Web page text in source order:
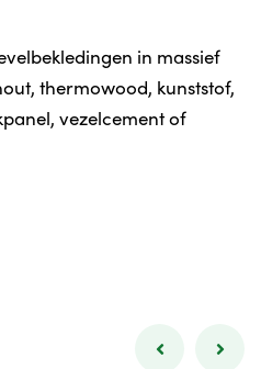
in massief
thermowood, kunststof,
vezelcement of